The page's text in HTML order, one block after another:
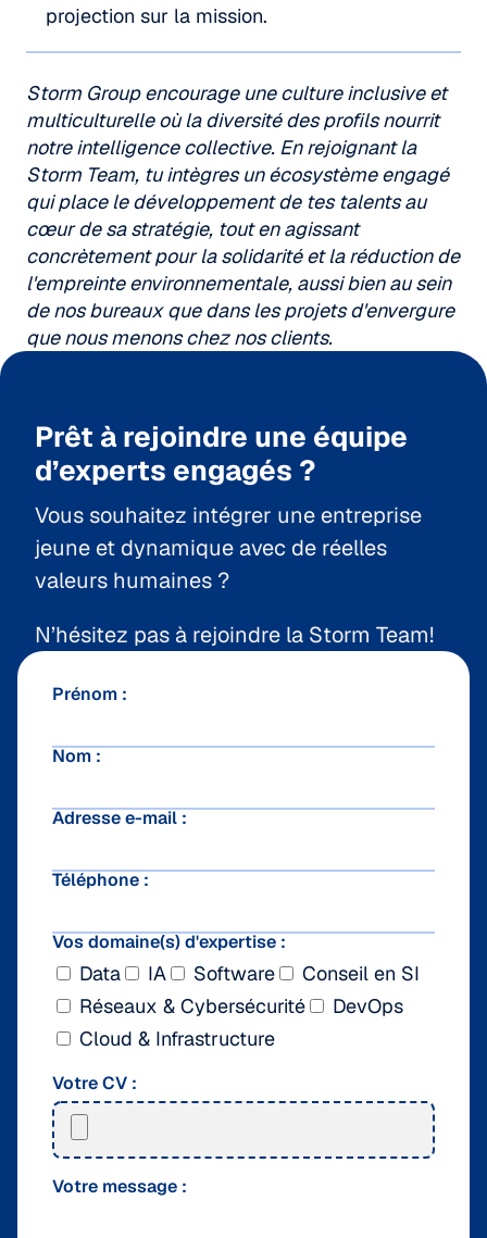
projection sur la mission.
Storm Group encourage une culture inclusive et
multiculturelle où la diversité des profils nourrit
notre intelligence collective. En rejoignant la
Storm Team, tu intègres un écosystème engagé
qui place le développement de tes talents au
cœur de sa stratégie, tout en agissant
concrètement pour la solidarité et la réduction de
l'empreinte environnementale, aussi bien au sein
de nos bureaux que dans les projets d'envergure
que nous menons chez nos clients.
Prêt à rejoindre une équipe
d’experts engagés ?
Vous souhaitez intégrer une entreprise
jeune et dynamique avec de réelles
valeurs humaines ?
N’hésitez pas à rejoindre la Storm Team!
Prénom :
Nom :
Adresse e-mail :
Téléphone :
Vos domaine(s) d'expertise :
Data IA Software
Conseil en SI
Réseaux & Cybersécurité
DevOps
Cloud & Infrastructure
Votre CV :
Votre message :